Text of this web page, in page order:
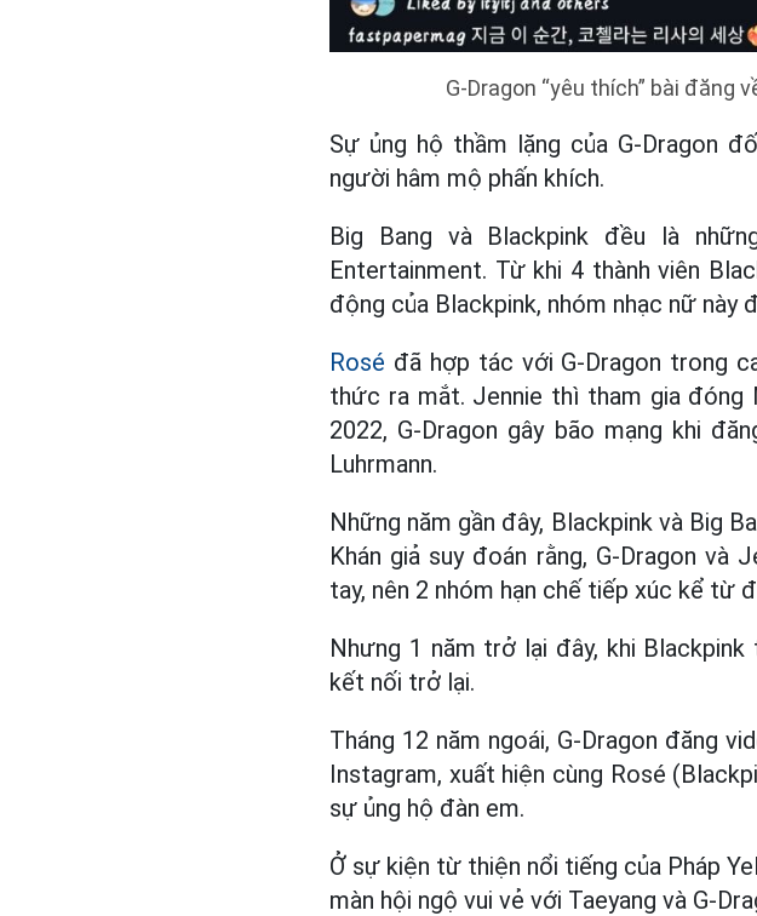
G-Dragon “yêu thích” bài đăng
Sự ủng hộ thầm lặng của G-Dragon
người hâm mộ phấn khích.
Big Bang và Blackpink đều là
Entertainment. Từ khi 4 thành viên
động của Blackpink, nhóm nhạc nữ này
Rosé đã hợp tác với G-Dragon trong
thức ra mắt. Jennie thì tham gia đóng
2022, G-Dragon gây bão mạng khi
Luhrmann.
Những năm gần đây, Blackpink và Big
Khán giả suy đoán rằng, G-Dragon và
tay, nên 2 nhóm hạn chế tiếp xúc kể từ
Nhưng 1 năm trở lại đây, khi
kết nối trở lại.
Tháng 12 năm ngoái, G-Dragon đăng
Instagram, xuất hiện cùng Rosé
sự ủng hộ đàn em.
Ở sự kiện từ thiện nổi tiếng của Pháp
màn hội ngộ vui vẻ với Taeyang và G-